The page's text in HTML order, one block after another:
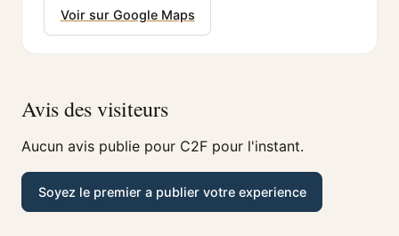
Voir sur Google Maps
Avis des visiteurs
Aucun avis publie pour C2F pour l'instant.
Soyez le premier a publier votre experience